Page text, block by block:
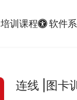
培训课程 软件
连线 |图卡